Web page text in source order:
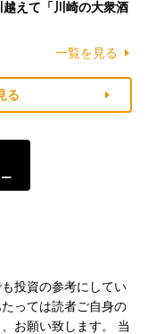
越えて「川崎の大衆酒
一覧を見る
る
投資の参考にしてい
っては読者ご自身の
お願い致します。 当